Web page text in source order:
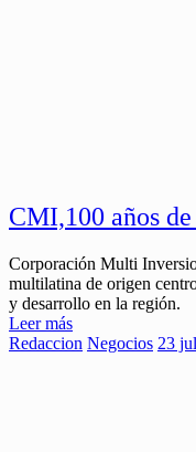
CMI,100 años
Corporación Multi
multilatina de origen
y desarrollo en la región.
Leer más
Redaccion Negocios 23